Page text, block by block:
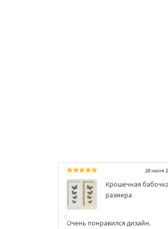
28 июля
Крошечная
размера
Очень понравился дизайн.